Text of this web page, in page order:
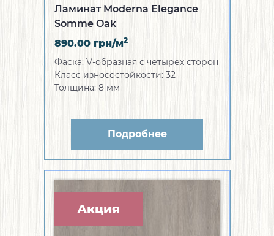
Ламинат Moderna Elegance
Somme Oak
890.00 грн/м2
Фаска: V-образная с четырех сторон
Класс износостойкости: 32
Толщина: 8 мм
Подробнее
Акция